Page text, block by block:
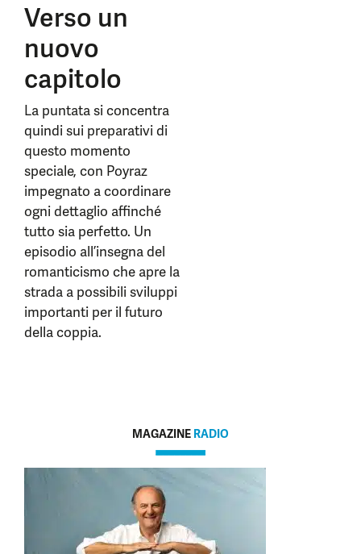
Verso un
nuovo
capitolo
La puntata si concentra
quindi sui preparativi di
questo momento
speciale, con Poyraz
impegnato a coordinare
ogni dettaglio affinché
tutto sia perfetto. Un
episodio all’insegna del
romanticismo che apre la
strada a possibili sviluppi
importanti per il futuro
della coppia.
MAGAZINE RADIO